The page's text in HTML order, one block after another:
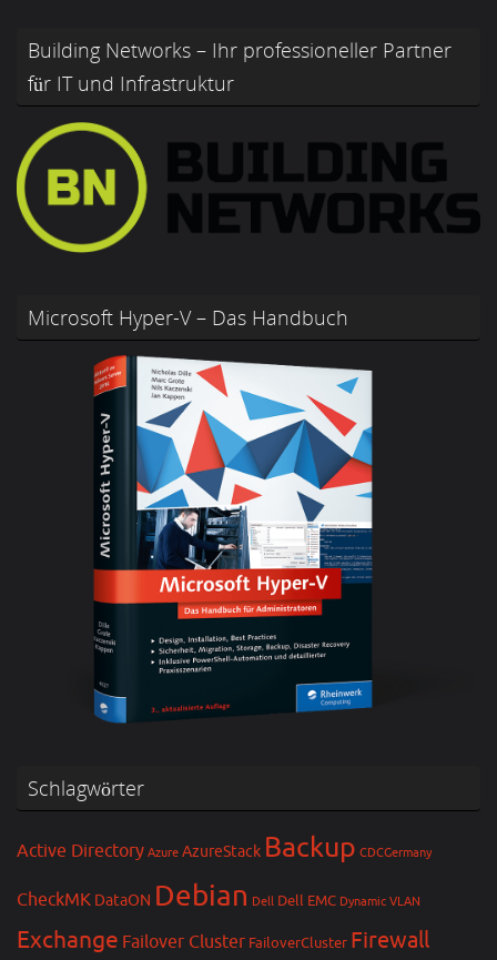
Building Networks – Ihr professioneller Partner
für IT und Infrastruktur
Microsoft Hyper-V – Das Handbuch
Schlagwörter
Active Directory Azure AzureStack Backup CDCGermany
CheckMK DataON Debian Dell Dell EMC Dynamic VLAN
Exchange Failover Cluster FailoverCluster Firewall